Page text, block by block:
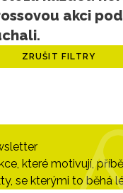
akci
ZRUŠIT FILTRY
které motivují,
se kterými to běhá